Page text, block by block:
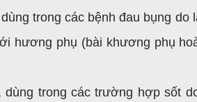
trong các bệnh đau bụng
hương phụ (bài khương phụ
dùng trong các trường hợp sốt